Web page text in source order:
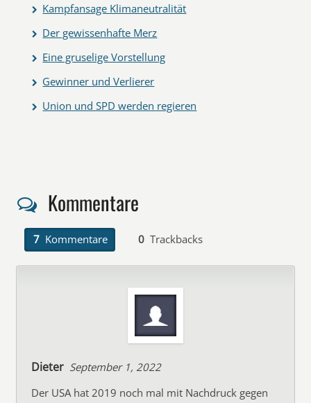
Kampfansage Klimaneutralität
Der gewissenhafte Merz
Eine gruselige Vorstellung
Gewinner und Verlierer
Union und SPD werden regieren
Kommentare
7 Kommentare 0 Trackbacks
Dieter September 1, 2022
Der USA hat 2019 noch mal mit Nachdruck gegen